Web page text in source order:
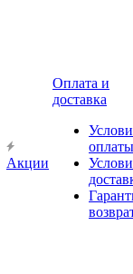
Акции
Оплата и
доставка
оплаты